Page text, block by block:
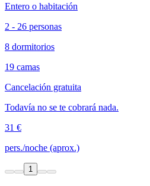
Entero o habitación
2 - 26 personas
8 dormitorios
19 camas
Cancelación gratuita
Todavía no se te cobrará nada.
31 €
pers./noche (aprox.)
1